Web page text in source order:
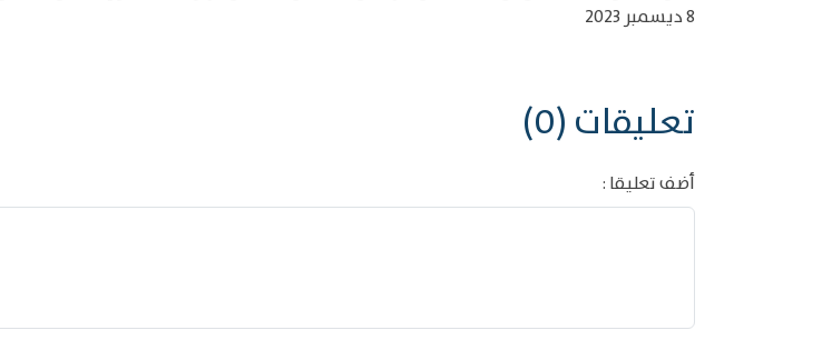
8 ديسمبر 2023
تعليقات (0)
أضف تعليقا :